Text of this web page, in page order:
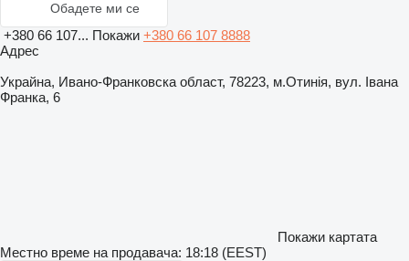
Обадете ми се
+380 66 107... Покажи +380 66 107 8888
Адрес
Украйна, Ивано-Франковска област, 78223, м.Отинія, вул. Івана
Франка, 6
Покажи картата
Местно време на продавача: 18:18 (EEST)